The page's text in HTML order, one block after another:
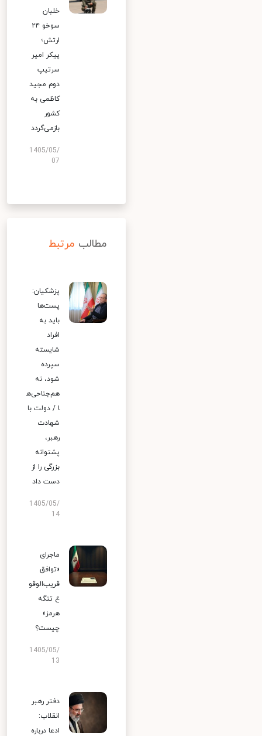
خلبان
سوخو ۲۴
ارتش؛
پیکر امیر
سرتیپ
دوم مجید
کاظمی به
کشور
بازمی‌گردد
1405/05/
07
مطالب مرتبط
پزشکیان:
پست‌ها
باید به
افراد
شایسته
سپرده
شود، نه
هم‌جناحی‌ه
ا / دولت با
شهادت
رهبر،
پشتوانه
بزرگی را از
دست داد
1405/05/
14
ماجرای
«توافق
قریب‌الوقو
ع تنگه
هرمز»
چیست؟
1405/05/
13
دفتر رهبر
انقلاب:
ادعا درباره